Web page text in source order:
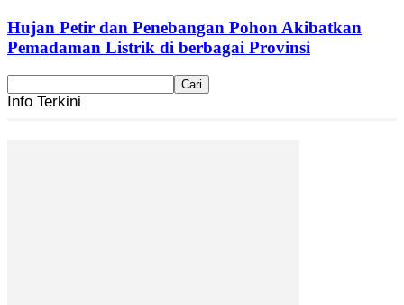
Hujan Petir dan Penebangan Pohon Akibatkan
Pemadaman Listrik di berbagai Provinsi
Info Terkini